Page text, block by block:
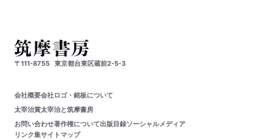
〒111-8755 東京都台東区蔵前2-5-3
会社概要会社ロゴ・銘板について
太宰治賞太宰治と筑摩書房
お問い合わせ著作権について出版目録ソーシャルメディア
リンク集サイトマップ